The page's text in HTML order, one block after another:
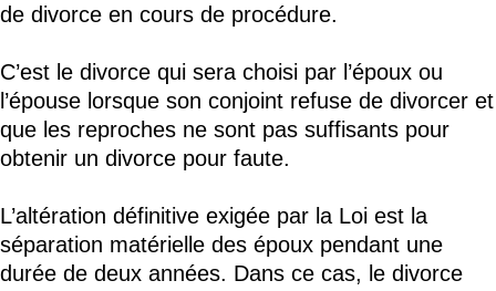
de divorce en cours de procédure.
C’est le divorce qui sera choisi par l’époux ou
l’épouse lorsque son conjoint refuse de divorcer et
que les reproches ne sont pas suffisants pour
obtenir un divorce pour faute.
L’altération définitive exigée par la Loi est la
séparation matérielle des époux pendant une
durée de deux années. Dans ce cas, le divorce